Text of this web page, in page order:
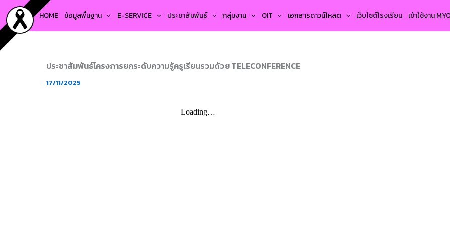
Skip
to
content
HOME ข้อมูลพื้นฐาน E-SERVICE ประชาสัมพันธ์ กลุ่มงาน OIT เอกสารดาวน์โหลด เว็บไซต์โรงเรียน เข้าใช้งาน
ประชาสัมพันธ์โครงการยกระดับความรู้ครูเรียนรวมด้วย TELECONFERENCE
17/11/2025